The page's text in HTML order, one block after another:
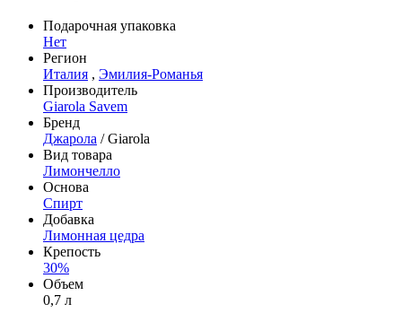
Подарочная упаковка
Нет
Регион
Италия , Эмилия-Романья
Производитель
Giarola Savem
Бренд
Джарола / Giarola
Вид товара
Лимончелло
Основа
Спирт
Добавка
Лимонная цедра
Крепость
30%
Объем
0,7 л